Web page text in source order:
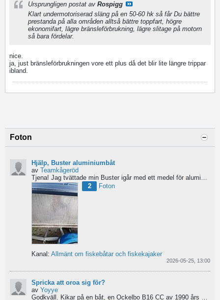
Ursprungligen postat av Rospigg
Klart undermotoriserad släng på en 50-60 hk så får Du bättre
prestanda på alla områden alltså bättre toppfart, högre
ekonomifart, lägre bränsleförbrukning, lägre slitage på motorn
så bara fördelar.
nice.
ja, just bränsleförbrukningen vore ett plus då det blir lite längre trippar
ibland.
Foton
Hjälp, Buster aluminiumbåt
av Teamkågeröd
Tjena! Jag tvättade min Buster igår med ett medel för aluminiumbåtar och nu blev ytan konstig/flammig...
2
Foton
Kanal: Allmänt om fiskebåtar och fiskekajaker
2026-05-25, 13:00
Spricka att oroa sig för?
av Yoyye
Godkväll.
Kikar på en båt, en Ockelbo B16 CC av 1990 års modell, men skulle behöva lite...